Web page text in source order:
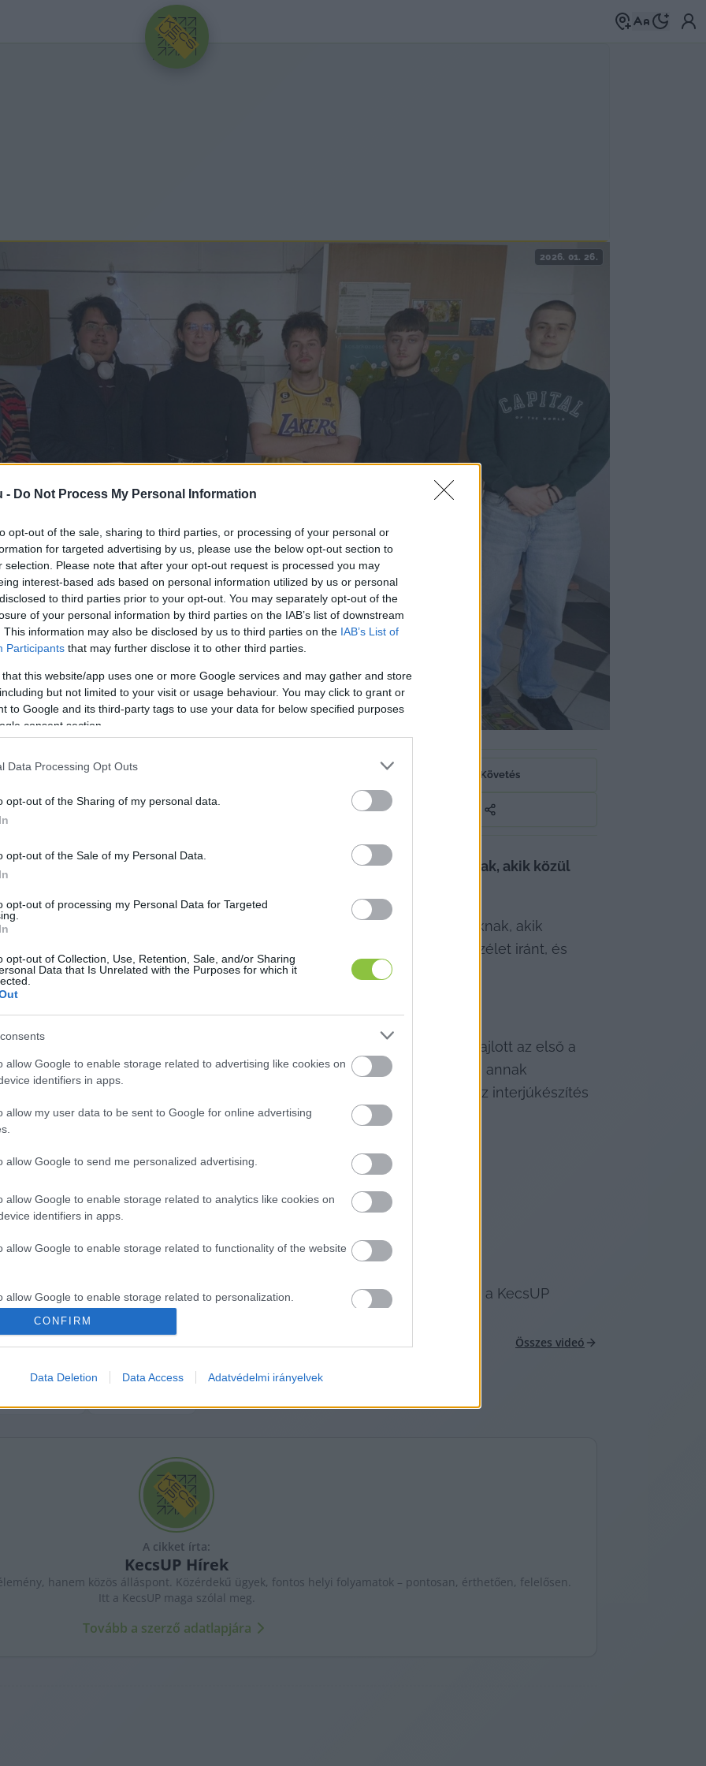
- Do Not Process My Personal Information
opt-out of the sale, sharing to third parties, or processing of your personal or
for targeted advertising by us, please use the below opt-out section to
selection. Please note that after your opt-out request is processed you may
interest-based ads based on personal information utilized by us or personal
to third parties prior to your opt-out. You may separately opt-out of the
of your personal information by third parties on the IAB’s list of downstream
This information may also be disclosed by us to third parties on the IAB’s List of
Participants that may further disclose it to other third parties.
that this website/app uses one or more Google services and may gather and store
but not limited to your visit or usage behaviour. You may click to grant or
to Google and its third-party tags to use your data for below specified purposes
consent section.
Data Processing Opt Outs
opt-out of the Sharing of my personal data.
opt-out of the Sale of my Personal Data.
opt-out of processing my Personal Data for Targeted
opt-out of Collection, Use, Retention, Sale, and/or Sharing
Data that Is Unrelated with the Purposes for which it
allow Google to enable storage related to advertising like cookies on
identifiers in apps.
allow my user data to be sent to Google for online advertising
allow Google to send me personalized advertising.
allow Google to enable storage related to analytics like cookies on
identifiers in apps.
allow Google to enable storage related to functionality of the website
allow Google to enable storage related to personalization.
allow Google to enable storage related to security, including
functionality and fraud prevention, and other user protection.
CONFIRM
Data Deletion Data Access Adatvédelmi irányelvek
HIRDETÉS
2026. 01. 26.
programunk képzései
KecsUP Hírek Követés
első képzésünket a KecsUP Next programunkra jelentkezett fiataloknak, akik közül
az elkövetkező hónapokban.
Next gyakornoki programunkat olyan 18 és 35 év közötti fiataloknak, akik
és a média, az újságírás, az online tartalomgyártás és a helyi közélet iránt, és
helyi szerkesztőség a hétköznapokban.
tematikus képzéseket tartunk. Január 25-én, vasárnap már le is zajlott az első a
István újságíró kollégánk beszélt többek között az újságírói hivatásról, annak
és vélemények elválasztásának fontosságáról, a forrásvédelemről és az interjúkészítés
a résztvevők kérdéseire.
fotózásról, közösségi médiáról és podcast-készítésről is.
résztvevőt ki is választunk, akik gyakornoki pozícióban dolgozhatnak a KecsUP
lehetőséget kapnak felületeinken.
Összes videó
A cikket írta:
KecsUP Hírek
hanem közös álláspont. Közérdekű ügyek, fontos helyi folyamatok – pontosan, érthetően, felelősen.
Itt a KecsUP maga szólal meg.
Tovább a szerző adatlapjára